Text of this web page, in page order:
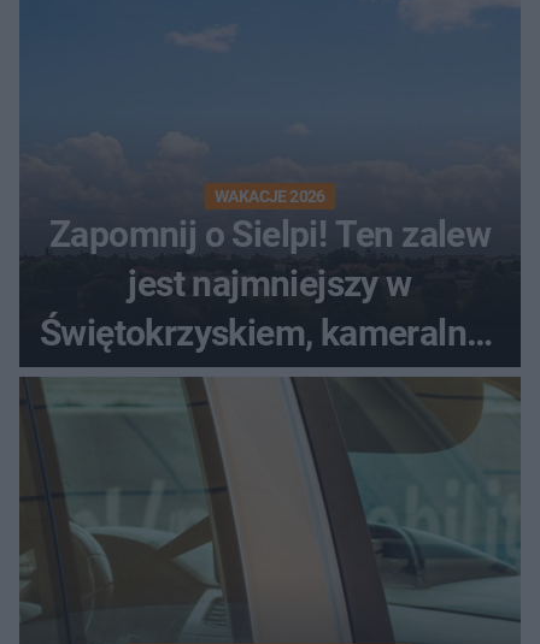
WAKACJE 2026
Zapomnij o Sielpi! Ten zalew
jest najmniejszy w
Świętokrzyskiem, kameralny i
bez tłumów